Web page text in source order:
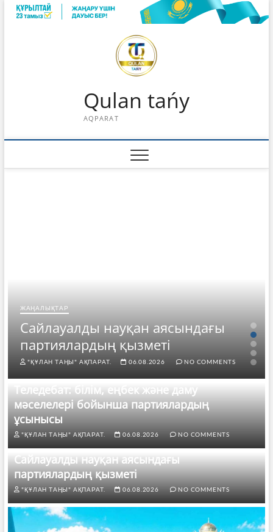
Skip
Qulan tańy
AQPARAT
ЖАҢАЛЫҚТАР
Сайлауалды науқан аясындағы
партиялардың қызметі
"ҚҰЛАН ТАҢЫ" АҚПАРАТ. 06.08.2026 NO COMMENTS
Теледебат: білім, еңбек және даму
мәселелері бойынша партиялардың
ұсынысы
"ҚҰЛАН ТАҢЫ" АҚПАРАТ. 06.08.2026 NO COMMENTS
Сайлауалды науқан аясындағы
партиялардың қызметі
"ҚҰЛАН ТАҢЫ" АҚПАРАТ. 06.08.2026 NO COMMENTS